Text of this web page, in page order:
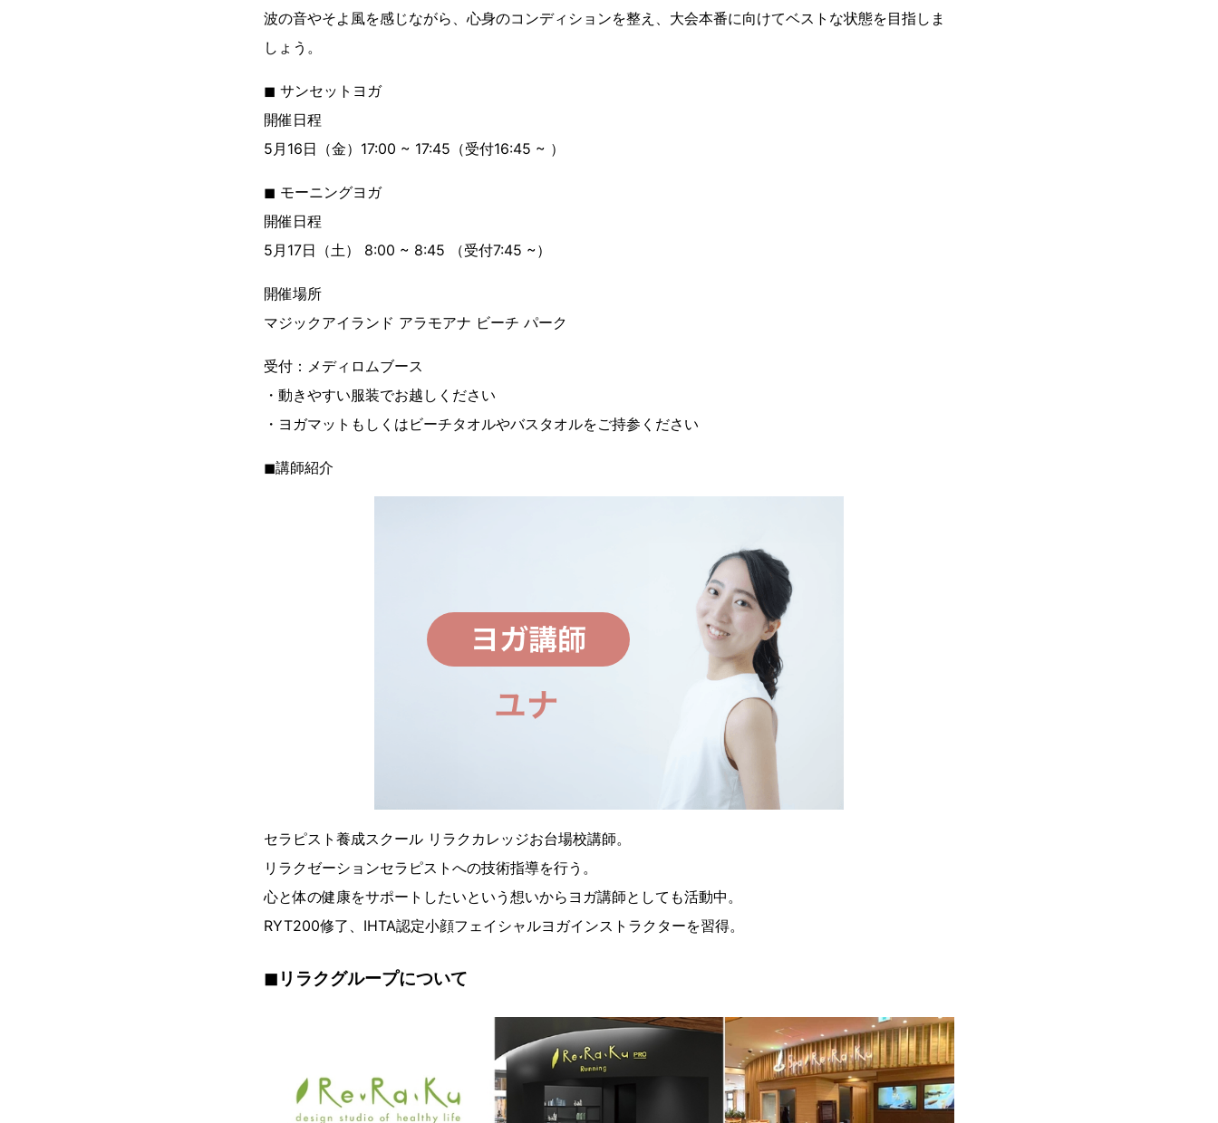
波の音やそよ風を感じながら、心身のコンディションを整え、大会本番に向けてベストな状態を目指しま
しょう。
◼︎ サンセットヨガ
開催日程
5月16日（金）17:00 ~ 17:45（受付16:45 ~ ）
◼︎ モーニングヨガ
開催日程
5月17日（土） 8:00 ~ 8:45 （受付7:45 ~）
開催場所
マジックアイランド アラモアナ ビーチ パーク
受付：メディロムブース
・動きやすい服装でお越しください
・ヨガマットもしくはビーチタオルやバスタオルをご持参ください
◼︎講師紹介
セラピスト養成スクール リラクカレッジお台場校講師。
リラクゼーションセラピストへの技術指導を行う。
心と体の健康をサポートしたいという想いからヨガ講師としても活動中。
RYT200修了、IHTA認定小顔フェイシャルヨガインストラクターを習得。
◼︎リラクグループについて